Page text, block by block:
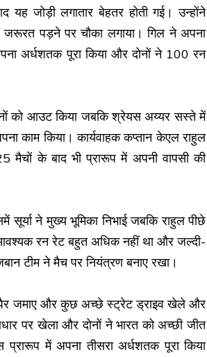
जोड़ी लगातार बेहतर होती गई। उन्होंने
पड़ने पर चौका लगाया। गिल ने अपना
अर्धशतक पूरा किया और दोनों ने 100 रन
को आउट किया जबकि श्रेयस अय्यर सस्ते में
काम किया। कार्यवाहक कप्तान केएल राहुल
मैचों के बाद भी प्रारूप में अपनी वापसी की
सूर्या ने मुख्य भूमिका निभाई जबकि राहुल पीछे
आवश्यक रन रेट बहुत अधिक नहीं था और जल्दी-
टीम ने मैच पर नियंत्रण बनाए रखा।
जमाए और कुछ अच्छे स्ट्रेट ड्राइव खेले और
पर खेला और दोनों ने भारत को अच्छी जीत
प्रारूप में अपना तीसरा अर्धशतक पूरा किया